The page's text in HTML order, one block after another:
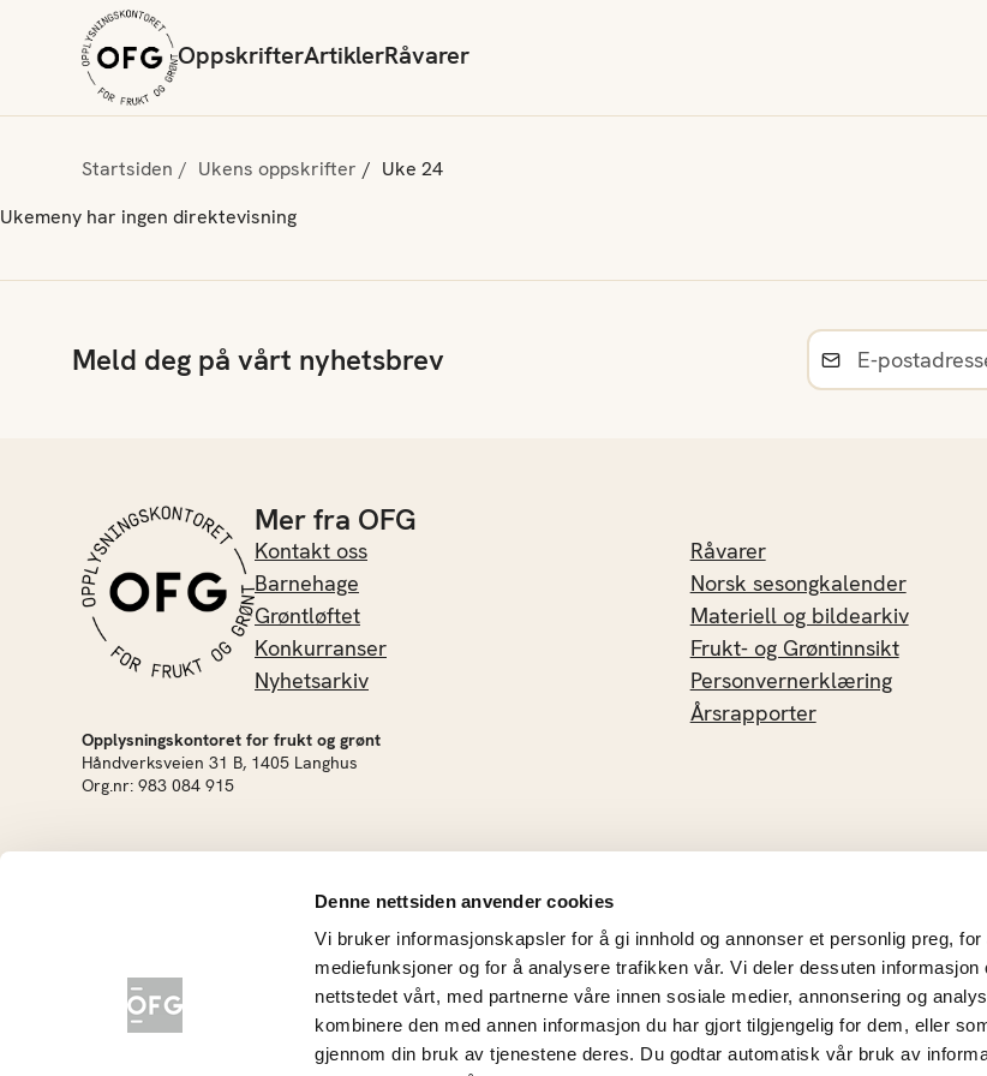
Denne nettsiden anvender cookies
Vi bruker informasjonskapsler for å gi innhold og annonser et personlig preg,
mediefunksjoner og for å analysere trafikken vår. Vi deler dessuten informasjon
nettstedet vårt, med partnerne våre innen sosiale medier, annonsering og
kombinere den med annen informasjon du har gjort tilgjengelig for dem, eller
gjennom din bruk av tjenestene deres. Du godtar automatisk vår bruk av
OppskrifterArtiklerRåvarer
Startsiden Ukens oppskrifter
Uke 24
Ukemeny har ingen direktevisning
Meld deg på vårt nyhetsbrev
Mer fra OFG
Kontakt oss
Barnehage
Grøntløftet
Konkurranser
Nyhetsarkiv
Råvarer
Norsk sesongkalender
Materiell og bildearkiv
Frukt- og Grøntinnsikt
Personvernerklæring
Årsrapporter
Opplysningskontoret for frukt og grønt
Håndverksveien 31 B, 1405 Langhus
Org.nr: 983 084 915